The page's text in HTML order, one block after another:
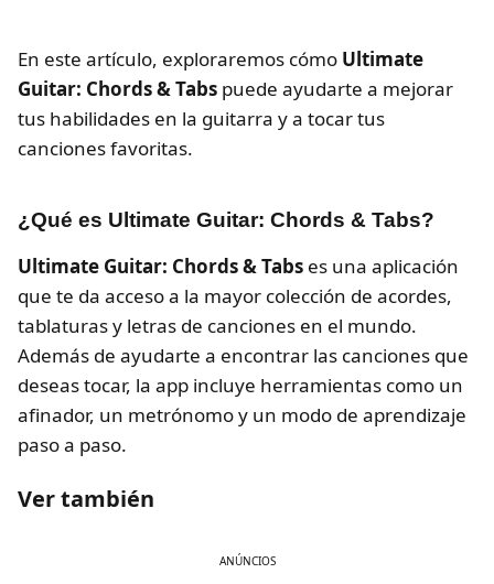
En este artículo, exploraremos cómo Ultimate
Guitar: Chords & Tabs puede ayudarte a mejorar
tus habilidades en la guitarra y a tocar tus
canciones favoritas.
¿Qué es Ultimate Guitar: Chords & Tabs?
Ultimate Guitar: Chords & Tabs es una aplicación
que te da acceso a la mayor colección de acordes,
tablaturas y letras de canciones en el mundo.
Además de ayudarte a encontrar las canciones que
deseas tocar, la app incluye herramientas como un
afinador, un metrónomo y un modo de aprendizaje
paso a paso.
Ver también
ANÚNCIOS